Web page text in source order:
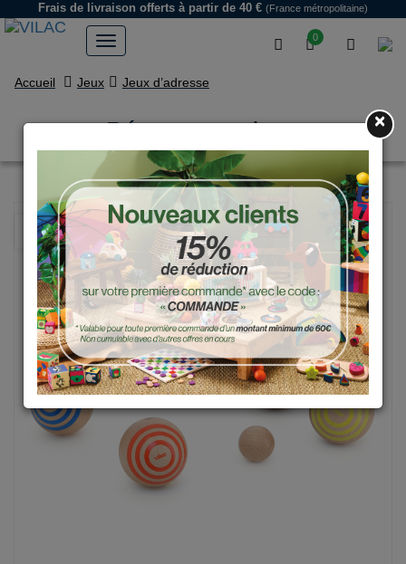
0
Frais de livraison offerts à partir de 40 € (France métropolitaine)
Accueil Jeux Jeux d’adresse
Pétanque stripes
NOUVEAU
×